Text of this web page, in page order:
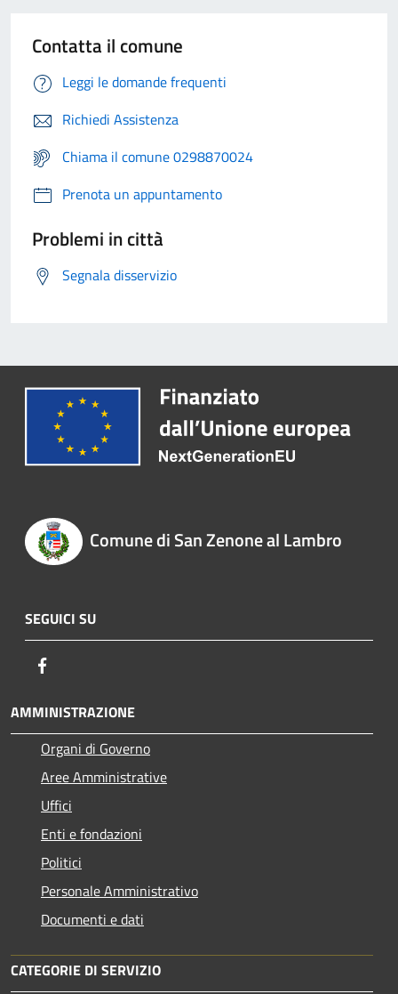
Contatta il comune
Leggi le domande frequenti
Richiedi Assistenza
Chiama il comune 0298870024
Prenota un appuntamento
Problemi in città
Segnala disservizio
Comune di San Zenone al Lambro
SEGUICI SU
AMMINISTRAZIONE
Organi di Governo
Aree Amministrative
Uffici
Enti e fondazioni
Politici
Personale Amministrativo
Documenti e dati
CATEGORIE DI SERVIZIO